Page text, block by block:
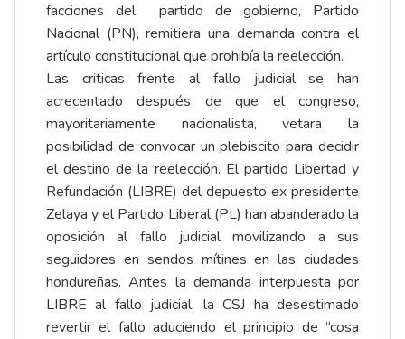
facciones del partido de gobierno, Partido
Nacional (PN), remitiera una demanda contra el
artículo constitucional que prohibía la reelección.
Las criticas frente al fallo judicial se han
acrecentado después de que el congreso,
mayoritariamente nacionalista, vetara la
posibilidad de convocar un plebiscito para decidir
el destino de la reelección. El partido Libertad y
Refundación (LIBRE) del depuesto ex presidente
Zelaya y el Partido Liberal (PL) han abanderado la
oposición al fallo judicial movilizando a sus
seguidores en sendos mítines en las ciudades
hondureñas. Antes la demanda interpuesta por
LIBRE al fallo judicial, la CSJ ha desestimado
revertir el fallo aduciendo el principio de “cosa